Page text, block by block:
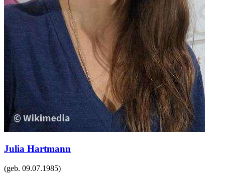
Julia Hartmann
(geb. 09.07.1985)